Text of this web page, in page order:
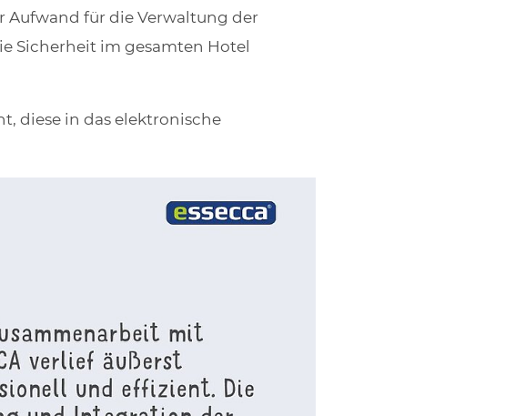
Aufwand für die Verwaltung der
Sicherheit im gesamten Hotel
diese in das elektronische